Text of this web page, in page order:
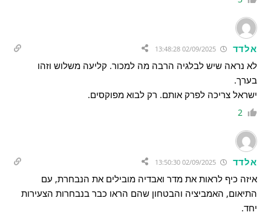
אלדד 02/09/2025 13:48:28
לא נראה שיש לבלגיה הרבה מה למכור. קליעה משלוש וזהו
בערך.
ישראל צריכה לפרק אותם. רק לבוא מפוקסים.
2
אלדד 02/09/2025 13:50:30
איזה כיף לראות את מדר ואבדיה מובילים את הנבחרת, עם
התיאום, האמביציה והבטחון שהם הראו כבר בנבחרות הצעירות
יחד.